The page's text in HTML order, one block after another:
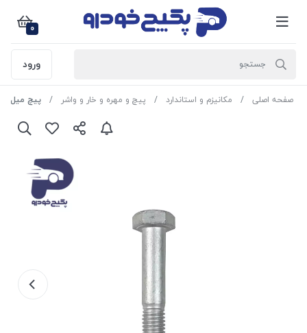
0
ورود
صفحه اصلی مکانیزم و استاندارد پیچ و مهره و خار و واشر پیچ میل موجگیر کوتاه